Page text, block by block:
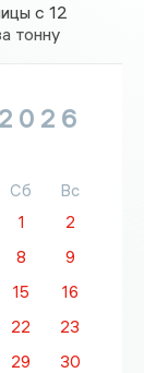
с 12
тонну
2026
Сб
Вс
1
2
8
9
15
16
22
23
29
30